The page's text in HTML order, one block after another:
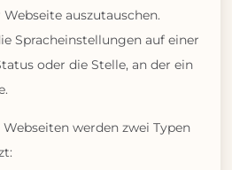
auszutauschen.
Spracheinstellungen auf einer
oder die Stelle, an der ein
werden zwei Typen